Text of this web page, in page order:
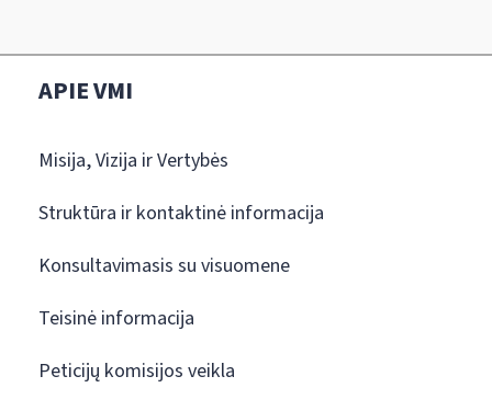
APIE VMI
Misija, Vizija ir Vertybės
Struktūra ir kontaktinė informacija
Konsultavimasis su visuomene
Teisinė informacija
Peticijų komisijos veikla